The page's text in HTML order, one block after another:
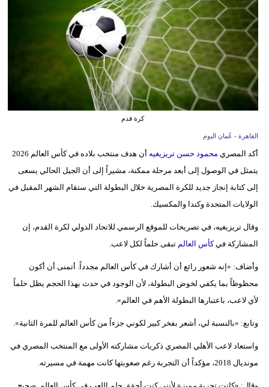
تعليم
وتكنولوجيا
مدوَّنات
فيديو
كرة قدم
القاهرة - عُمان اليوم
أكد المصري محمود حسن تريزيغيه
أن هدف منتخب بلاده في كأس العالم 2026
يتمثل في الوصول إلى أبعد مرحلة ممكنة، مشيراً إلى أن الجيل الحالي يسعى
إلى كتابة إنجاز جديد للكرة المصرية خلال البطولة التي ستقام الشهر المقبل في
الولايات المتحدة وكندا والمكسيك.
وقال تريزيغيه، في تصريحات للموقع الرسمي للاتحاد الدولي لكرة القدم، إن
المشاركة فيكأس العالم تبقى حلماً لكل لاعب.
وأضاف: «إنه شعور رائع أن أشارك في كأس العالم مجدداً. أتمنى أن أكون
محظوظاً بما يكفي لخوض البطولة، لأن الوجود في حدث بهذا الحجم يظل حلماً
لأي لاعب، باعتبارها البطولة الأهم في العالم».
وتابع: «بالنسبة لي، أشعر بفخر كبير لكوني جزءاً من كأس العالم للمرة الثانية».
واستعاد لاعب الأهلي المصري ذكريات مشاركته الأولى مع المنتخب المصري في
مونديال 2018، مؤكداً أن التجربة رغم صعوبتها كانت مهمة في مسيرته.